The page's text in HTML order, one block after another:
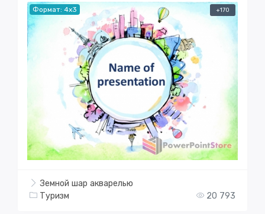
Формат: 4x3 +170
Земной шар акварелью
Туризм
20 793